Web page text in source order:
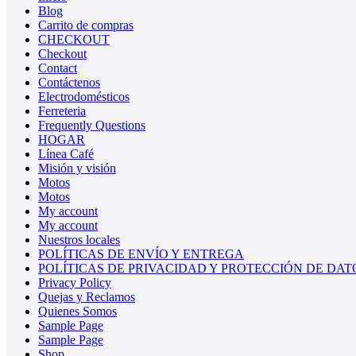
Blog
Carrito de compras
CHECKOUT
Checkout
Contact
Contáctenos
Electrodomésticos
Ferreteria
Frequently Questions
HOGAR
Línea Café
Misión y visión
Motos
Motos
My account
My account
Nuestros locales
POLÍTICAS DE ENVÍO Y ENTREGA
POLÍTICAS DE PRIVACIDAD Y PROTECCIÓN DE
Privacy Policy
Quejas y Reclamos
Quienes Somos
Sample Page
Sample Page